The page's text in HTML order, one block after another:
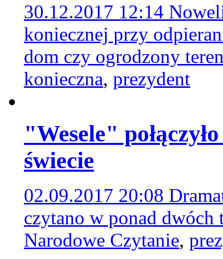
30.12.2017 12:14
koniecznej przy
dom czy ogrodzony
konieczna, prezydent
"Wesele"
świecie
02.09.2017 20:08
czytano w ponad
Narodowe Czytanie,